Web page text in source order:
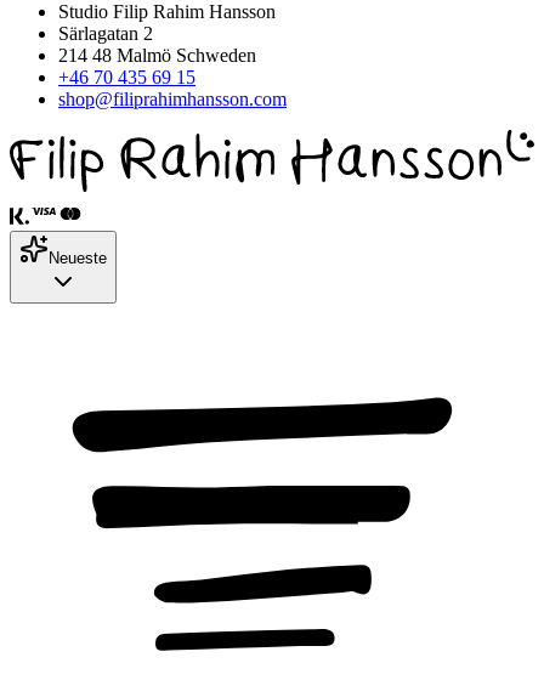
Studio Filip Rahim Hansson
Särlagatan 2
214 48 Malmö Schweden
+46 70 435 69 15
shop@filiprahimhansson.com
Neueste